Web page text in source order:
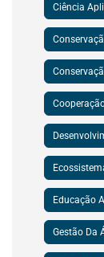
Ciência
Educação
Gestão Da